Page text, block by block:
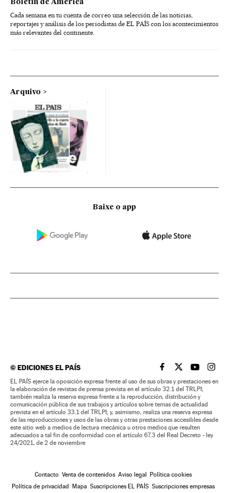
Boletín de América
Cada semana en tu cuenta de correo una selección de las noticias,
reportajes y análisis de los periodistas de EL PAÍS con los acontecimientos
más relevantes del continente.
Arquivo
Baixe o app
©EDICIONES EL PAÍS EL PAÍS BRASIL EN
EL PAÍSEL PAÍS
EL
EL PAÍS ejerce la oposición expresa frente al uso de sus obras y prestaciones en
la elaboración de revistas de prensa prevista en el artículo 32.1 del TRLPI;
también realiza la reserva expresa frente a la reproducción, distribución y
comunicación pública de sus trabajos y artículos sobre temas de actualidad
prevista en el artículo 33.1 del TRLPI; y, asimismo, realiza una reserva expresa
de las reproducciones y usos de las obras y otras prestaciones accesibles desde
este sitio web a medios de lectura mecánica u otros medios que resulten
adecuados a tal fin de conformidad con el artículo 67.3 del Real Decreto - ley
24/2021, de 2 de noviembre
Contacto Venta de contenidos Aviso legal
Política cookies
Política de privacidad
Mapa Suscripciones EL PAÍS Suscripciones empresas